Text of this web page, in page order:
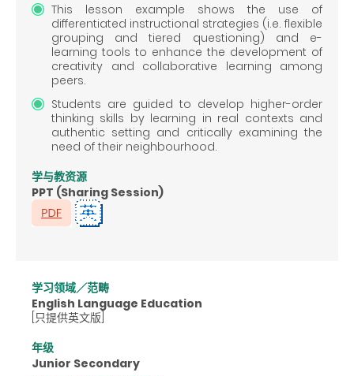
This lesson example shows the use of
differentiated instructional strategies (i.e. flexible
grouping and tiered questioning) and e-
learning tools to enhance the development of
creativity and collaborative learning among
peers.
Students are guided to develop higher-order
thinking skills by learning in real contexts and
authentic setting and critically examining the
need of their neighbourhood.
学与教资源
PPT (Sharing Session)
学习领域／范畴
English Language Education
[只提供英文版]
年级
Junior Secondary